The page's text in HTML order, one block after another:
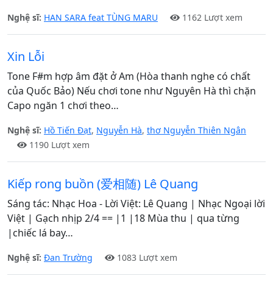
Nghệ sĩ: HAN SARA feat TÙNG MARU 1162 Lượt xem
Xin Lỗi
Tone F#m hợp âm đặt ở Am (Hòa thanh nghe có chất
của Quốc Bảo) Nếu chơi tone như Nguyên Hà thì chặn
Capo ngăn 1 chơi theo…
Nghệ sĩ: Hồ Tiến Đạt, Nguyễn Hà, thơ Nguyễn Thiên Ngân
1190 Lượt xem
Kiếp rong buồn (爱相随) Lê Quang
Sáng tác: Nhạc Hoa - Lời Việt: Lê Quang | Nhạc Ngoại lời
Việt | Gạch nhịp 2/4 == |1 |18 Mùa thu | qua từng
|chiếc lá bay…
Nghệ sĩ: Đan Trường 1083 Lượt xem